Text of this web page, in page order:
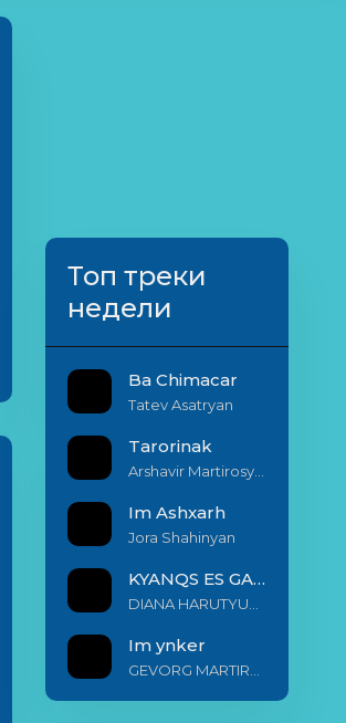
Топ треки
недели
Ba Chimacar
Tatev Asatryan
Tarorinak
Im Ashxarh
Jora Shahinyan
KYANQS ES GALIS EM
Im ynker